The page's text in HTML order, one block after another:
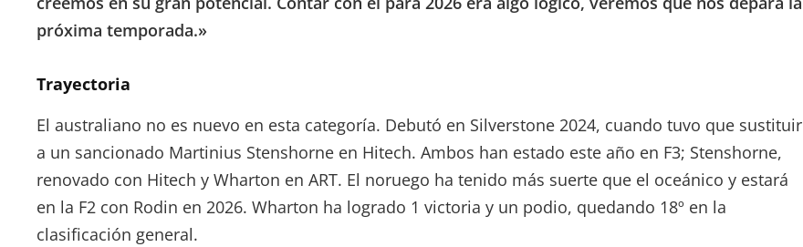
próxima temporada.»
Trayectoria
El australiano no es nuevo en esta categoría. Debutó en Silverstone 2024, cuando tuvo que sustituir
a un sancionado Martinius Stenshorne en Hitech. Ambos han estado este año en F3; Stenshorne,
renovado con Hitech y Wharton en ART. El noruego ha tenido más suerte que el oceánico y estará
en la F2 con Rodin en 2026. Wharton ha logrado 1 victoria y un podio, quedando 18º en la
clasificación general.